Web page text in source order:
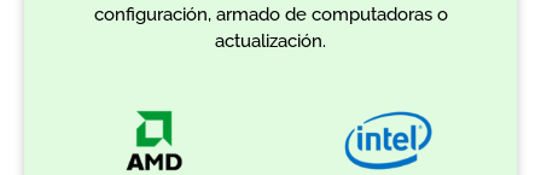
configuración, armado de computadoras o
actualización.